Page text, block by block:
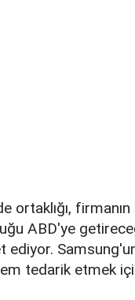
ortaklığı,
ABD'ye
Samsung'un
tedarik etmek